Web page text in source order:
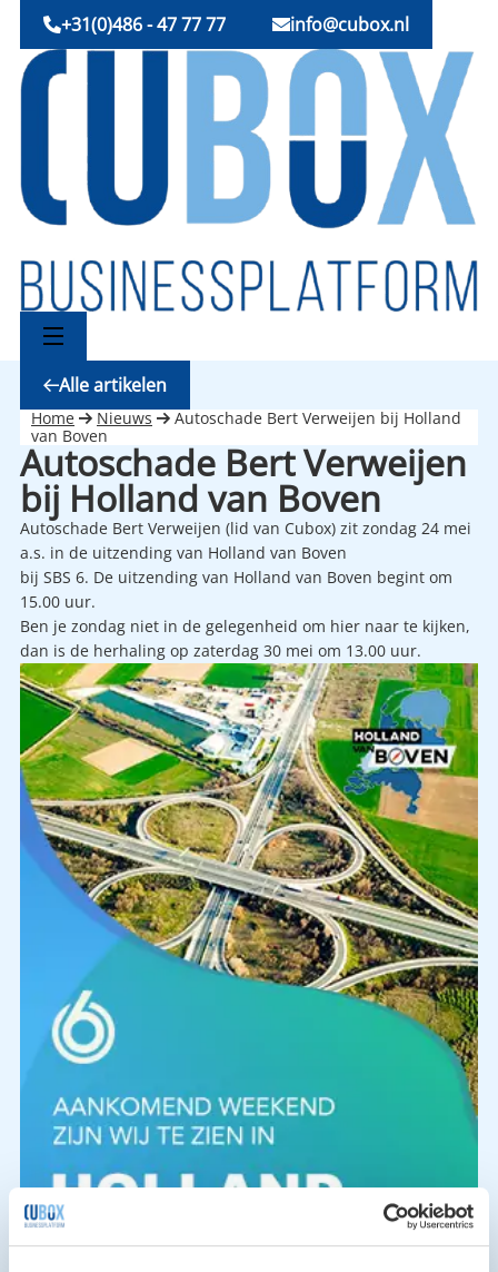
+31(0)486 - 47 77 77 info@cubox.nl
Alle artikelen
Home Nieuws
Autoschade Bert Verweijen bij Holland
van Boven
Autoschade Bert Verweijen
bij Holland van Boven
Autoschade Bert Verweijen (lid van Cubox) zit zondag 24 mei
a.s. in de uitzending van Holland van Boven
bij SBS 6. De uitzending van Holland van Boven begint om
15.00 uur.
Ben je zondag niet in de gelegenheid om hier naar te kijken,
dan is de herhaling op zaterdag 30 mei om 13.00 uur.